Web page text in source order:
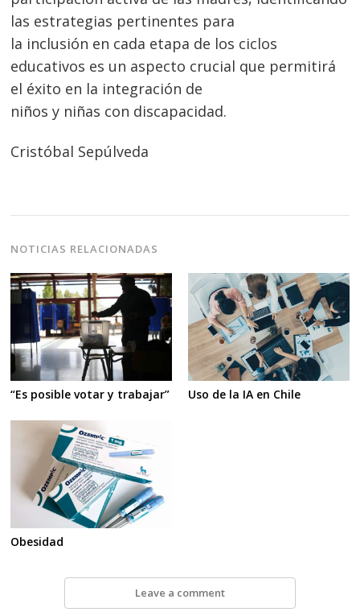
las estrategias pertinentes para
la inclusión en cada etapa de los ciclos
educativos es un aspecto crucial que permitirá
el éxito en la integración de
niños y niñas con discapacidad.
Cristóbal Sepúlveda
NOTICIAS RELACIONADAS
“Es posible votar y trabajar” Uso de la IA en Chile
Obesidad
Leave a comment